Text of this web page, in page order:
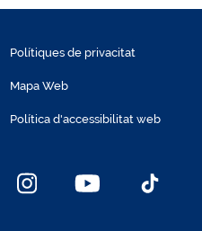
Polítiques de privacitat
Mapa Web
Política d'accessibilitat web